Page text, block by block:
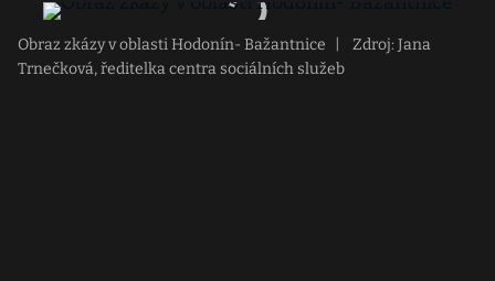
Obraz zkázy v oblasti Hodonín- Bažantnice
Zdroj: Jana
Trnečková, ředitelka centra sociálních služeb